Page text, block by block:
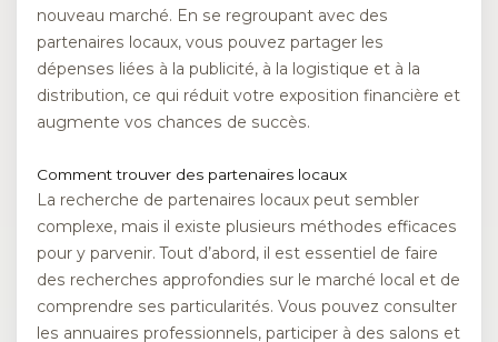
nouveau marché. En se regroupant avec des
partenaires locaux, vous pouvez partager les
dépenses liées à la publicité, à la logistique et à la
distribution, ce qui réduit votre exposition financière et
augmente vos chances de succès.
Comment trouver des partenaires locaux
La recherche de partenaires locaux peut sembler
complexe, mais il existe plusieurs méthodes efficaces
pour y parvenir. Tout d’abord, il est essentiel de faire
des recherches approfondies sur le marché local et de
comprendre ses particularités. Vous pouvez consulter
les annuaires professionnels, participer à des salons et